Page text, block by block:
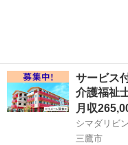
サービス
介護福祉
月収
三鷹市